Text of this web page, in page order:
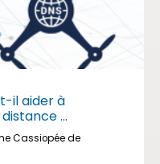
il aider à
...
Cassiopée de